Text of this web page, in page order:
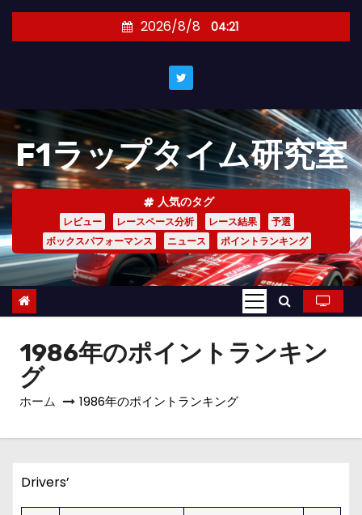
キ
ッ
プ
2026/8/8 04:21
F1ラップタイム研究室
人気のタグ
レビュー レースペース分析 レース結果
予選
ボックスパフォーマンス
ニュース ポイントランキング
1986年のポイントランキン
グ
ホーム 1986年のポイントランキング
Drivers’